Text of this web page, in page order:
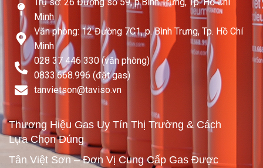
Minh
Văn phòng: 12 Đường 7C1, p. Bình Trưng, Tp. Hồ Chí
Minh
028 37 446 330 (văn phòng)
0833.668.996 (đặt gas)
tanvietson@taviso.vn​
Thương Hiệu Gas Uy Tín Thị Trường & Cách
Lựa Chọn Đúng
Tân Việt Sơn – Đơn Vị Cung Cấp Gas Được